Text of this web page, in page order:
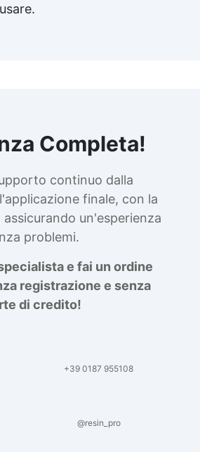
Completa!
continuo dalla
finale, con la
assicurando un'esperienza
problemi.
e fai un ordine
registrazione e senza
di credito!
+39 0187 955108
@resin_pro